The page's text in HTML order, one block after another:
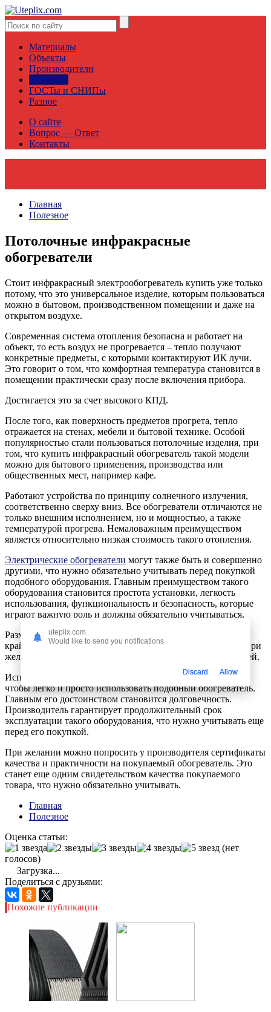
Материалы
Объекты
Производители
ГОСТы и СНИПы
Разное
О сайте
Вопрос — Ответ
Контакты
Главная
Полезное
Потолочные инфракрасные
обогреватели
Стоит инфракрасный электрообогреватель купить уже только
потому, что это универсальное изделие, которым пользоваться
можно в бытовом, производственном помещении и даже на
открытом воздухе.
Современная система отопления безопасна и работает на
объект, то есть воздух не прогревается – тепло получают
конкретные предметы, с которыми контактируют ИК лучи.
Это говорит о том, что комфортная температура становится в
помещении практически сразу после включения прибора.
Достигается это за счет высокого КПД.
После того, как поверхность предметов прогрета, тепло
отражается на стенах, мебели и бытовой технике. Особой
популярностью стали пользоваться потолочные изделия, при
том, что купить инфракрасный обогреватель такой модели
можно для бытового применения, производства или
общественных мест, например кафе.
Работают устройства по принципу солнечного излучения,
соответственно сверху вниз. Все обогреватели отличаются не
только внешним исполнением, но и мощностью, а также
температурой прогрева. Немаловажным преимуществом
является относительно низкая стоимость такого отопления.
Электрические обогреватели могут также быть и совершенно
другими, что нужно обязательно учитывать перед покупкой
подобного оборудования. Главным преимуществом такого
оборудования становится простота установки, легкость
использования, функциональность и безопасность, которые
играют важную роль и должны обязательно учитываться.
Размеры оборудования могут быть разными, что играет
крайне важную роль при установке такого обогревателя. При
желании, можно выбирать различные модели обогревателей.
Использовать их можно в различных условиях для того,
чтобы легко и просто использовать подобный обогреватель.
Главным его достоинством становится долговечность.
Производитель гарантирует продолжительный срок
эксплуатации такого оборудования, что нужно учитывать еще
перед его покупкой.
При желании можно попросить у производителя сертификаты
качества и практичности на покупаемый обогреватель. Это
станет еще одним свидетельством качества покупаемого
товара, что нужно обязательно учитывать.
Главная
Полезное
Оценка статьи:
(нет
голосов)
Загрузка...
Поделиться с друзьями:
Похожие публикации
uteplix.com
Would like to send you notifications
Discard Allow